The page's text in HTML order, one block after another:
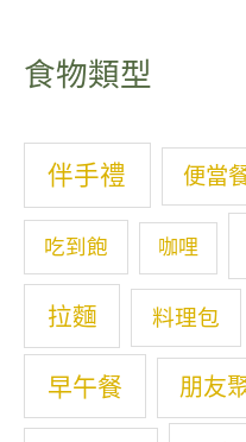
食物類型
伴手禮 便當
吃到飽 咖哩
拉麵 料理包
早午餐 朋友